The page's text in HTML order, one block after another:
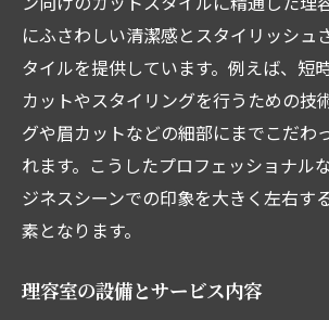
にふさわしい清潔感とスタイリッシュ
タイルを提供しています。例えば、短
カットやスタイリングを行うための技
グや眉カットなどの細部にまでこだわ
れます。こうしたプロフェッショナル
ジネスシーンでの印象を大きく左右す
素となります。
理容室の設備とサービス内容